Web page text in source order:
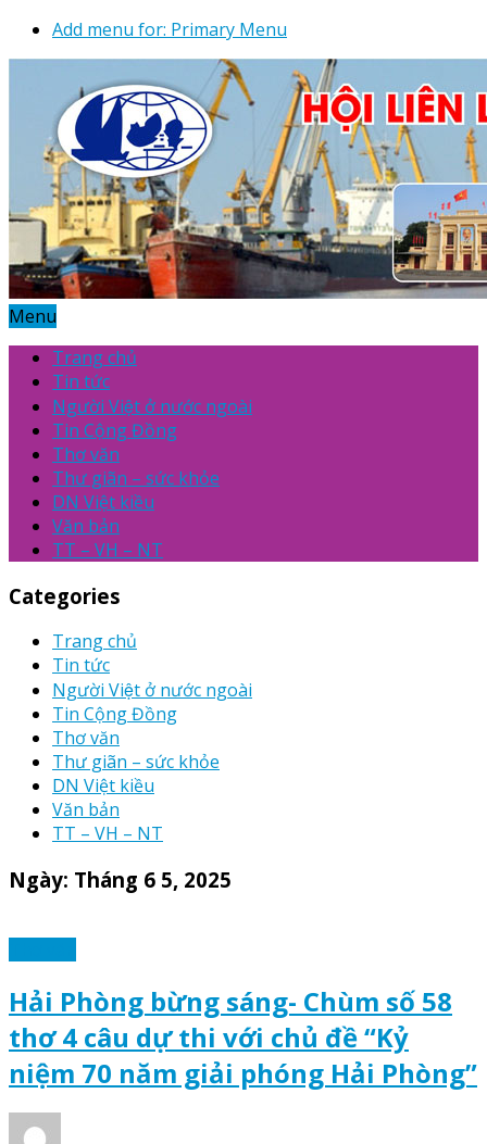
Add menu for: Primary Menu
Menu
Trang chủ
Tin tức
Người Việt ở nước ngoài
Tin Cộng Đồng
Thơ văn
Thư giãn – sức khỏe
DN Việt kiều
Văn bản
TT – VH – NT
Categories
Trang chủ
Tin tức
Người Việt ở nước ngoài
Tin Cộng Đồng
Thơ văn
Thư giãn – sức khỏe
DN Việt kiều
Văn bản
TT – VH – NT
Ngày: Tháng 6 5, 2025
Hải Phòng bừng sáng- Chùm số 58
thơ 4 câu dự thi với chủ đề “Kỷ
niệm 70 năm giải phóng Hải Phòng”